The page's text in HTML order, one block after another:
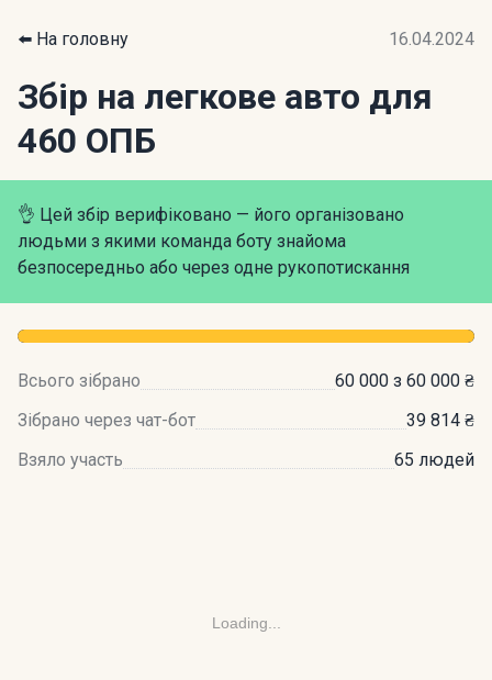
⬅️ На головну 16.04.2024
Збір на легкове авто для
460 ОПБ
👌 Цей збір верифіковано — його організовано
людьми з якими команда боту знайома
безпосередньо або через одне рукопотискання
Всього зібрано
60 000 з 60 000 ₴
Зібрано через чат-бот
39 814 ₴
Взяло участь
65 людей
Loading...